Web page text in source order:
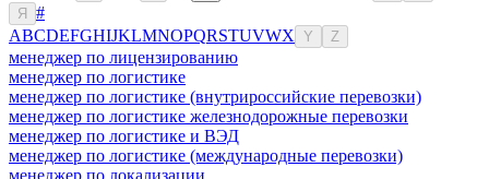
Я
#
ABCDEFGHIJKLMNOPQRSTUVWX Y Z
менеджер по лицензированию
менеджер по логистике
менеджер по логистике (внутрироссийские перевозки)
менеджер по логистике железнодорожные перевозки
менеджер по логистике и ВЭД
менеджер по логистике (международные перевозки)
менеджер по локализации